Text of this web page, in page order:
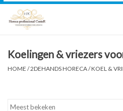
Nieuwe apparatuur
GN Bakken
Koelingen & vriezers
HOME /2DEHANDS HORECA/KOEL &